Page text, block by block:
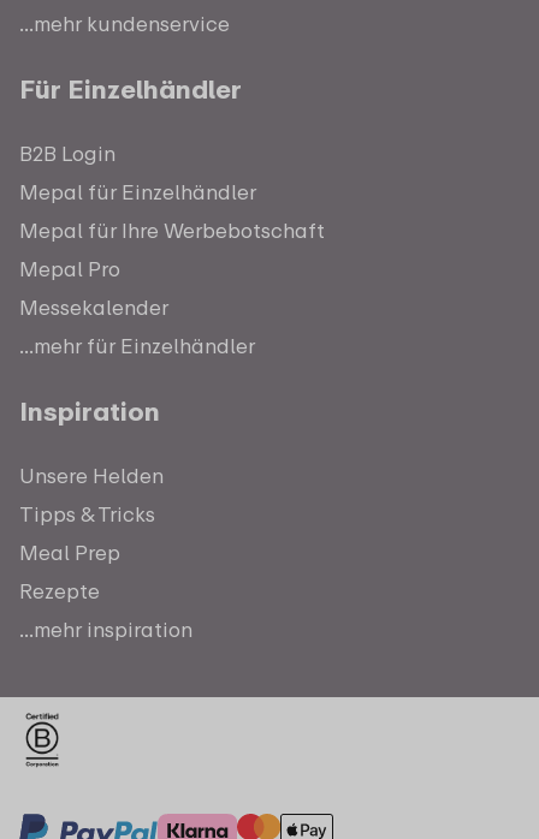
...mehr kundenservice
Für Einzelhändler
B2B Login
Mepal für Einzelhändler
Mepal für Ihre Werbebotschaft
Mepal Pro
Messekalender
...mehr für Einzelhändler
Inspiration
Unsere Helden
Tipps & Tricks
Meal Prep
Rezepte
...mehr inspiration